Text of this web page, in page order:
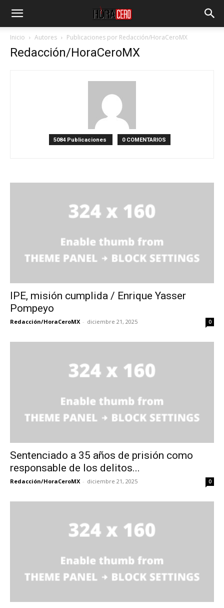
Inicio Autores Publicaciones por Redacción/HoraCeroMX
Redacción/HoraCeroMX
5084 Publicaciones 0 COMENTARIOS
IPE, misión cumplida / Enrique Yasser
Pompeyo
Redacción/HoraCeroMX - diciembre 21, 2025 0
Sentenciado a 35 años de prisión como
responsable de los delitos...
Redacción/HoraCeroMX - diciembre 21, 2025 0